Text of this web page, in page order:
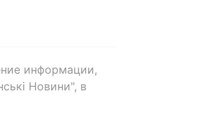
информации,
Новини", в